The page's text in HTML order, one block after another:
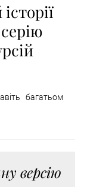
багатьом
версію